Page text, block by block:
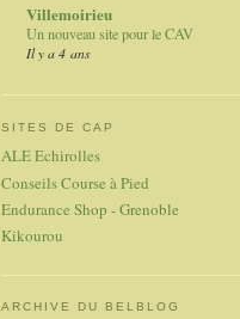
Villemoirieu
Un nouveau site pour le CAV
Il y a 4 ans
SITES DE CAP
ALE Echirolles
Conseils Course à Pied
Endurance Shop - Grenoble
Kikourou
ARCHIVE DU BELBLOG